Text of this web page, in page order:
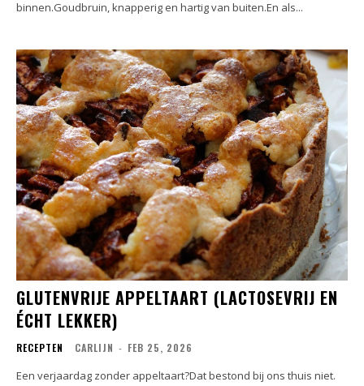
binnen.Goudbruin, knapperig en hartig van buiten.En als...
GLUTENVRIJE APPELTAART (LACTOSEVRIJ EN
ÉCHT LEKKER)
RECEPTEN CARLIJN - FEB 25, 2026
Een verjaardag zonder appeltaart?Dat bestond bij ons thuis niet.